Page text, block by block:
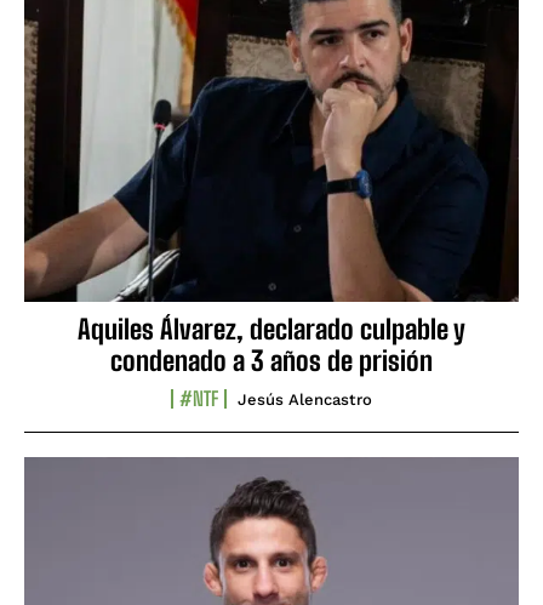
Aquiles Álvarez, declarado culpable y
condenado a 3 años de prisión
#NTF Jesús Alencastro